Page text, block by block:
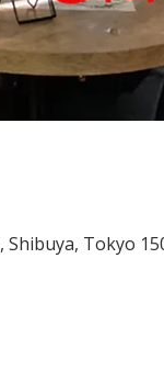
Tokyo